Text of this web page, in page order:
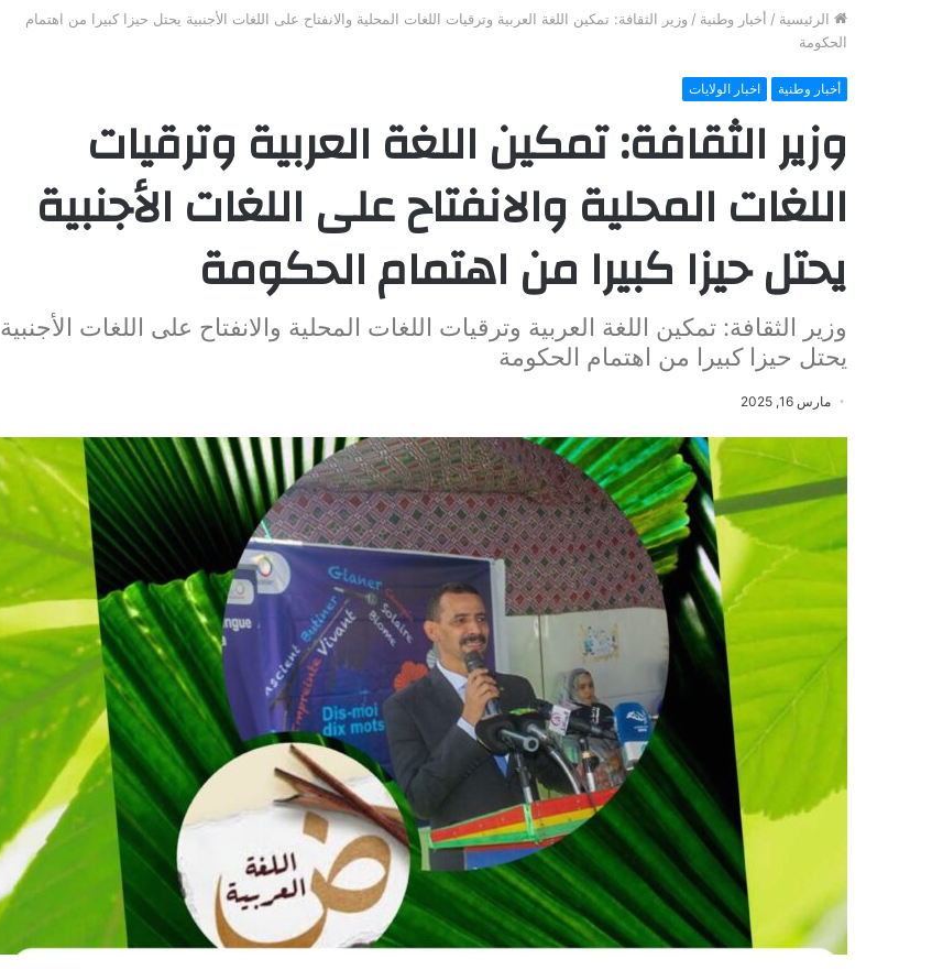
الرئيسية / أخبار وطنية / وزير الثقافة: تمكين اللغة العربية وترقيات اللغات المحلية والانفتاح على اللغات الأجنبية يحتل حيزا كبيرا من اهتمام
الحكومة
أخبار وطنية اخبار الولايات
وزير الثقافة: تمكين اللغة العربية وترقيات
اللغات المحلية والانفتاح على اللغات الأجنبية
يحتل حيزا كبيرا من اهتمام الحكومة
وزير الثقافة: تمكين اللغة العربية وترقيات اللغات المحلية والانفتاح على اللغات الأجنبية
يحتل حيزا كبيرا من اهتمام الحكومة
مارس 16, 2025